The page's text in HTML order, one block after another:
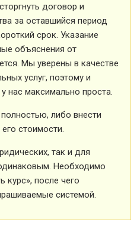
договор и
за оставшийся период
срок. Указание
объяснения от
Мы уверены в качестве
услуг, поэтому и
нас максимально проста.
либо внести
стоимости.
так и для
Необходимо
курс», после чего
системой.